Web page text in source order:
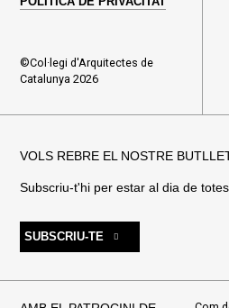
©Col·legi d'Arquitectes de
Catalunya 2026
VOLS REBRE EL NOSTRE
Subscriu-t'hi per estar al dia de
SUBSCRIU-TE